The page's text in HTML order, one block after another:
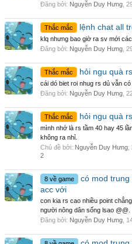
Đăng bởi: Nguyễn Duy Hưng,
Thắc mắc lệnh chat all
klq nhưng bao giờ ra sv mới
Đăng bởi: Nguyễn Duy Hưng,
Thắc mắc hỏi ngu quà rs
cái dó biet roi nhug rs dủ vẫn
Đăng bởi: Nguyễn Duy Hưng,
Thắc mắc hỏi ngu quà rs
mình nhớ là rs tầm 40 hay 45
không ra nhỉ.
Chủ đề bởi: Nguyễn Duy Hưng,
2
8 về game có mod trung
acc với
con kia rs cao nhiều point
người nông dân sống lsao @@.
Đăng bởi: Nguyễn Duy Hưng,